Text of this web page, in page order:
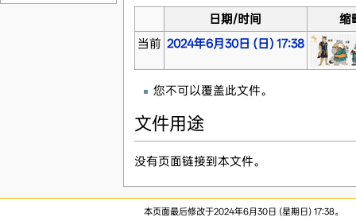
日期/时间
缩
当前 2024年6月30日 (日) 17:38
您不可以覆盖此文件。
文件用途
没有页面链接到本文件。
本页面最后修改于2024年6月30日 (星期日) 17:38。